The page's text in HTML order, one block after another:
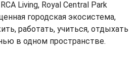
Living, Royal Central Park
городская экосистема,
работать, учиться, отдыхать
в одном пространстве.